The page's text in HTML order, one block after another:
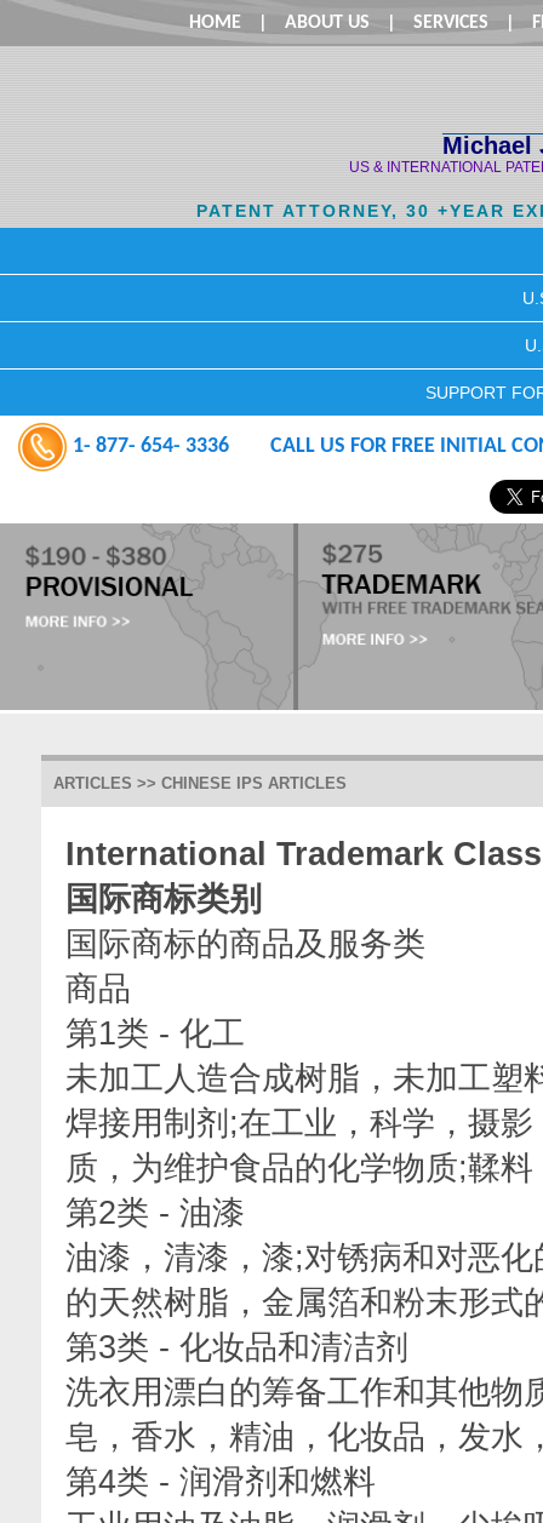
HOME ABOUT US SERVICES
Michael
US & INTERNATIONAL
PATENT ATTORNEY, 30 +YEAR
SUPPORT
1- 877- 654- 3336 CALL US FOR FREE INITIAL
ARTICLES >> CHINESE IPS ARTICLES
International Trademark
国际商标类别
国际商标的商品及服务类
商品
第1类 - 化工
未加工人造合成树脂，未加工塑
焊接用制剂;在工业，科学，摄
质，为维护食品的化学物质;鞣
第2类 - 油漆
油漆，清漆，漆;对锈病和对恶
的天然树脂，金属箔和粉末形式
第3类 - 化妆品和清洁剂
洗衣用漂白的筹备工作和其他物
皂，香水，精油，化妆品，发水
第4类 - 润滑剂和燃料